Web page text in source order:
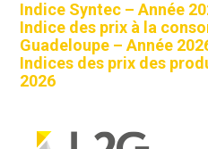
Indice Syntec – Année
Indice des prix à la
Guadeloupe – Année
Indices des prix des
2026
Catégories